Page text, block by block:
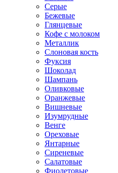
Серые
Бежевые
Глянцевые
Кофе с молоком
Металлик
Слоновая кость
Фуксия
Шоколад
Шампань
Оливковые
Оранжевые
Вишневые
Изумрудные
Венге
Ореховые
Янтарные
Сиреневые
Салатовые
Фиолетовые